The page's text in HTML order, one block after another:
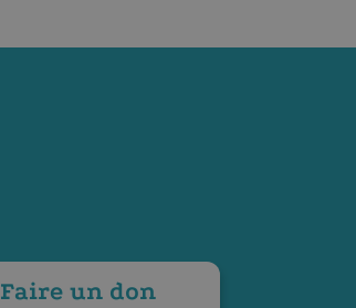
Faire un don